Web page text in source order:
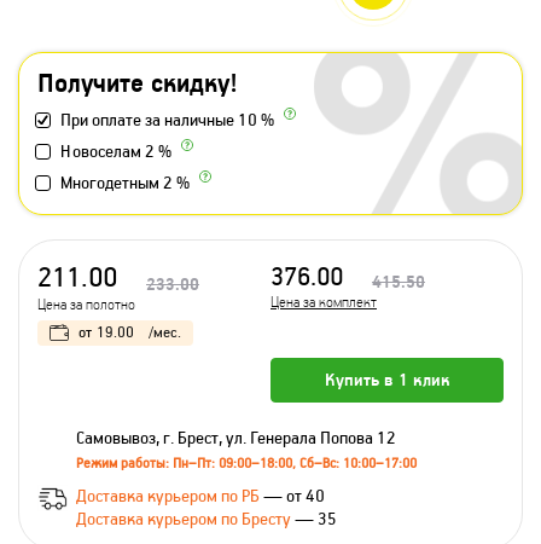
Получите скидку!
При оплате за наличные 10 %
Новоселам 2 %
Многодетным 2 %
211.00 233.00
Цена за полотно
376.00 415.50
Цена за комплект
от 19.00 /мес.
Купить в 1 клик
Самовывоз, г. Брест, ул. Генерала Попова 12
Режим работы: Пн–Пт: 09:00–18:00, Сб–Вс: 10:00–17:00
Доставка курьером по РБ — от 40
Доставка курьером по Бресту— 35